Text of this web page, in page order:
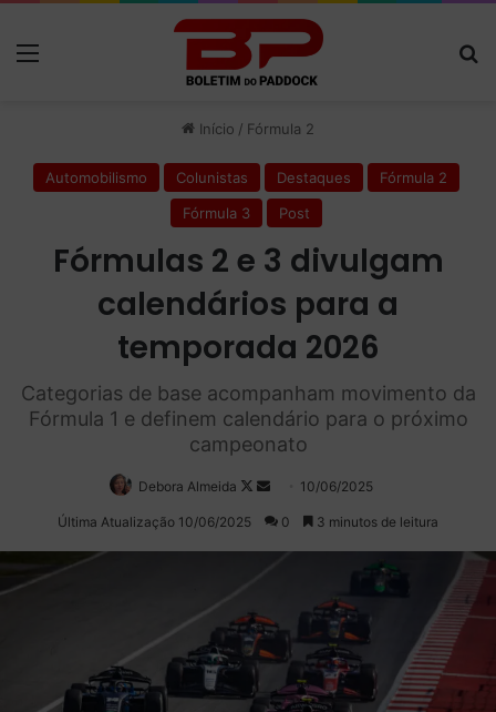
Início / Fórmula 2
Automobilismo Colunistas Destaques
Fórmula 2
Fórmula 3
Post
Fórmulas 2 e 3 divulgam
calendários para a
temporada 2026
Categorias de base acompanham movimento da
Fórmula 1 e definem calendário para o próximo
campeonato
Debora Almeida
Follow
on
Mande
um
10/06/2025
Última Atualização 10/06/2025 0 3 minutos de leitura